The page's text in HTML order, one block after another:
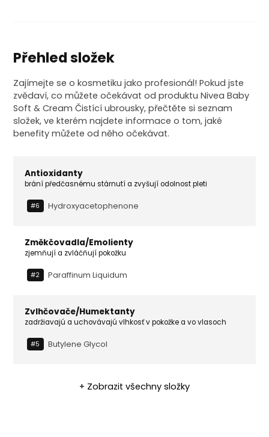
Přehled složek
Zajímejte se o kosmetiku jako profesionál! Pokud jste
zvědaví, co můžete očekávat od produktu Nivea Baby
Soft & Cream Čistící ubrousky, přečtěte si seznam
složek, ve kterém najdete informace o tom, jaké
benefity můžete od něho očekávat.
Antioxidanty
brání předčasnému stárnutí a zvyšují odolnost pleti
#6 Hydroxyacetophenone
Změkčovadla/Emolienty
zjemňují a zvláčňují pokožku
#2 Paraffinum Liquidum
Zvlhčovače/Humektanty
zadržiavajú a uchovávajú vlhkosť v pokožke a vo vlasoch
#5 Butylene Glycol
+ Zobrazit všechny složky